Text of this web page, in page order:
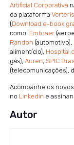
Artificial Corporativa
da plataforma Vorteris
(Download e-book
como: Embraer
Randon (automotivo),
alimentício), Hospital
gás), Auren, SPIC
(telecomunicações),
Acompanhe os
no Linkedin e
Autor